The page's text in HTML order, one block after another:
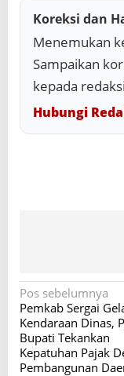
Koreksi dan
Menemukan
Sampaikan
kepada
Hubungi
N
a
v
i
Pos sebelumnya
Pemkab Sergai
Kendaraan Dinas,
Bupati Tekankan
Kepatuhan Pajak
Pembangunan